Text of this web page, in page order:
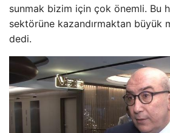
sunmak bizim için çok önemli. Bu
sektörüne kazandırmaktan büyük
dedi.